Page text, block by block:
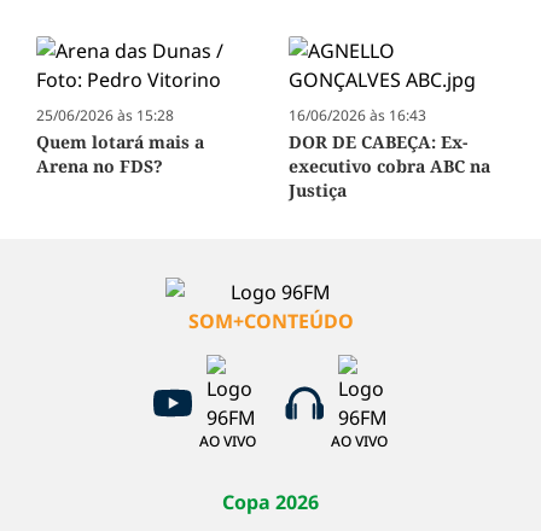
25/06/2026 às 15:28
Quem lotará mais a
Arena no FDS?
16/06/2026 às 16:43
DOR DE CABEÇA: Ex-
executivo cobra ABC na
Justiça
SOM+CONTEÚDO
AO VIVO AO VIVO
Copa 2026